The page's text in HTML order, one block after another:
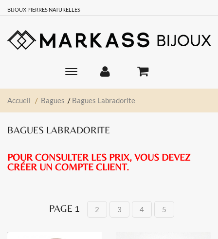
BIJOUX PIERRES NATURELLES
Navigation
Accueil / Bagues / Bagues Labradorite
BAGUES LABRADORITE
POUR CONSULTER LES PRIX, VOUS DEVEZ
CRÉER UN COMPTE CLIENT.
PAGE 1 2 3 4 5